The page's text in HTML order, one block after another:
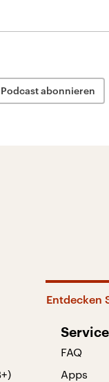
Podcast abonnieren
Entdecken
Service
FAQ
Apps